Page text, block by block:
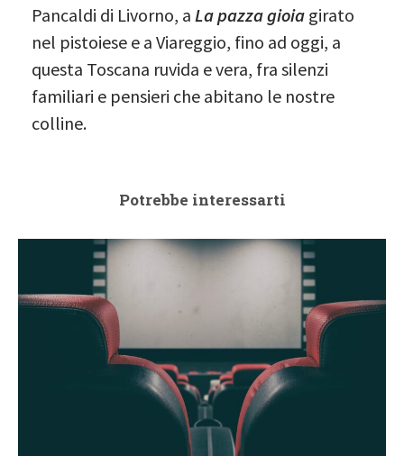
Pancaldi di Livorno, a La pazza gioia girato
nel pistoiese e a Viareggio, fino ad oggi, a
questa Toscana ruvida e vera, fra silenzi
familiari e pensieri che abitano le nostre
colline.
Potrebbe interessarti